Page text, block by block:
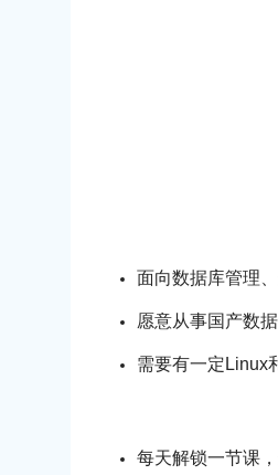
面向数据库管理
愿意从事国产数
需要有一定Linux
每天解锁一节课